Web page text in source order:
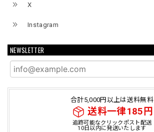
X
Instagram
NEWSLETTER
合計5,000円以上は送料無料
送料一律185円
追跡可能なクリックポスト配送
10日以内に発送いたします